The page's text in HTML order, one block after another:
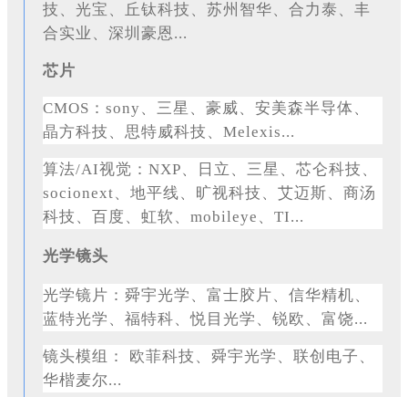
技、光宝、丘钛科技、苏州智华、合力泰、丰
合实业、深圳豪恩...
芯片
CMOS：sony、三星、豪威、安美森半导体、
晶方科技、思特威科技、Melexis...
算法/AI视觉：NXP、日立、三星、芯仑科技、
socionext、地平线、旷视科技、艾迈斯、商汤
科技、百度、虹软、mobileye、TI...
光学镜头
光学镜片：舜宇光学、富士胶片、信华精机、
蓝特光学、福特科、悦目光学、锐欧、富饶...
镜头模组：
欧菲科技、舜宇光学、联创电子、
华楷麦尔...